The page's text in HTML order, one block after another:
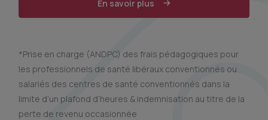
En savoir plus
*Prise en charge (ANDPC) des frais pédagogiques pour
les professionnels de santé libéraux conventionnés ou
salariés des centres de santé conventionnés dans la
limite d’un plafond d’heures & indemnisation au titre de la
perte de revenu occasionnée